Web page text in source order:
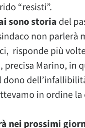
“resisti”.
sono storia del
non parlerà
risponde più
precisa Marino, in
in ordine
nei prossimi